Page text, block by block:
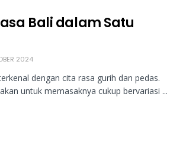
Bali dalam Satu
2024
dengan cita rasa gurih dan pedas.
untuk memasaknya cukup bervariasi ...